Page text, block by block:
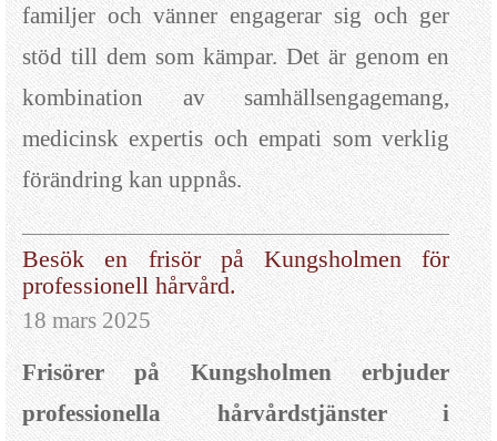
familjer och vänner engagerar sig och ger
stöd till dem som kämpar. Det är genom en
kombination av samhällsengagemang,
medicinsk expertis och empati som verklig
förändring kan uppnås.
Besök en frisör på Kungsholmen för
professionell hårvård.
18 mars 2025
Frisörer på Kungsholmen erbjuder
professionella hårvårdstjänster i